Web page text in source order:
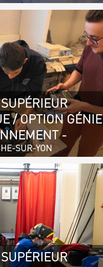
/ OPTION GÉNIE
-
SUR-YON